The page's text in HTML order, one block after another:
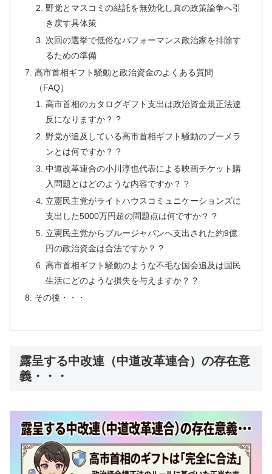
野党とマスコミの結託を無効化し真の政策論争へ引
き戻す具体策
次回の選挙で低俗なパフォーマンス政治家を排除す
るための準備
高市首相ギフト騒動と政治資金のよくある質問
（FAQ）
高市首相のカタログギフト支出は政治資金規正法違
反になりますか？ ?
野党が追及している高市首相ギフト騒動のブーメラ
ンとは何ですか？ ?
中道改革連合の小川淳也代表による映画チケット購
入問題とはどのような内容ですか？ ?️
立憲民主党がライトハウスコミュニケーションズに
支出した5000万円超の問題点は何ですか？ ?
立憲民主党からブルージャパンへ支出された約9億
円の政治資金は合法ですか？ ?
高市首相ギフト騒動のような不毛な国会追及は国民
生活にどのような損失を与えますか？ ?
その後・・・
露呈する中改連（中道改革連合）の存在意
義・・・